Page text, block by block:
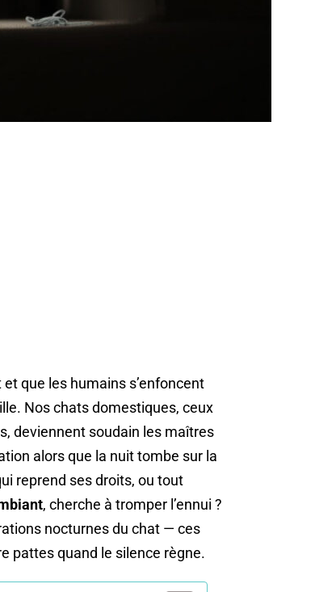
que les humains s’enfoncent
Nos chats domestiques, ceux
deviennent soudain les maîtres
alors que la nuit tombe sur la
reprend ses droits, ou tout
, cherche à tromper l’ennui ?
nocturnes du chat — ces
pattes quand le silence règne.